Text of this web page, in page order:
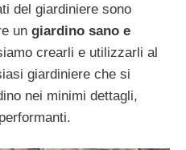
del giardiniere sono
un giardino sano e
crearli e utilizzarli al
giardiniere che si
nei minimi dettagli,